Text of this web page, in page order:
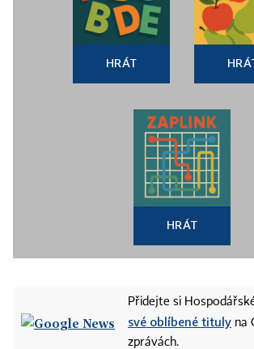
HRÁT
HRÁT
Přidejte si
své oblíbené tituly na
zprávách.